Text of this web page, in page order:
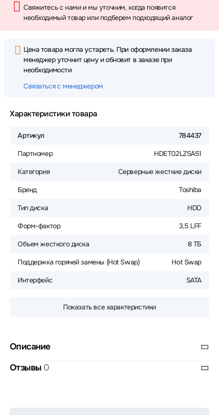
Свяжитесь с нами и мы уточним, когда появится
необходимый товар или подберем подходящий аналог
Цена товара могла устареть. При оформлении заказа
менеджер уточнит цену и обновит в заказе при
необходимости
Связаться с менеджером
Характеристики товара
Артикул 784437
Партномер HDET02LZSA51
Категория Серверные жесткие диски
Бренд Toshiba
Тип диска HDD
Форм-фактор 3,5 LFF
Объем жесткого диска 8 ТБ
Поддержка горячей замены (Hot Swap) Hot Swap
Интерфейс SATA
Показать все характеристики
Описание
Отзывы 0